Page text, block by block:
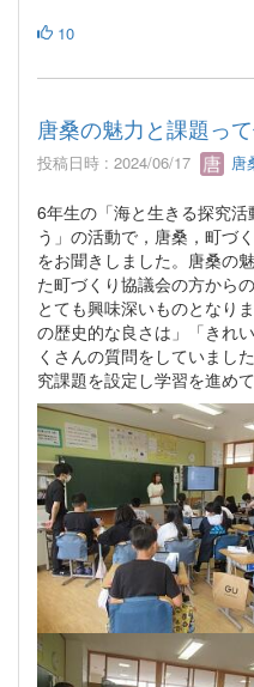
10
唐桑の魅力と課題っ
投稿日時 : 2024/06/17 唐
6年生の「海と生きる探究
う」の活動で，唐桑，町づ
をお聞きしました。唐桑の
た町づくり協議会の方から
とても興味深いものとなり
の歴史的な良さは」「きれ
くさんの質問をしていまし
究課題を設定し学習を進めて